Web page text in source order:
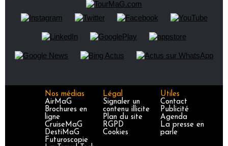
Nos médias
AirMaG
Brochures en
ligne
CruiseMaG
DestiMaG
Futuroscopie
Légal
Signaler un
contenu illicite
Plan du site
RGPD
Cookies
Utiles
Contact
Publicité
Agenda
La presse en
parle